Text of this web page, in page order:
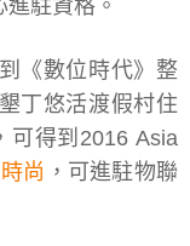
駐資格。
《數位時代》整
丁悠活渡假村住
可得到2016 Asia
尚 ，可進駐物聯